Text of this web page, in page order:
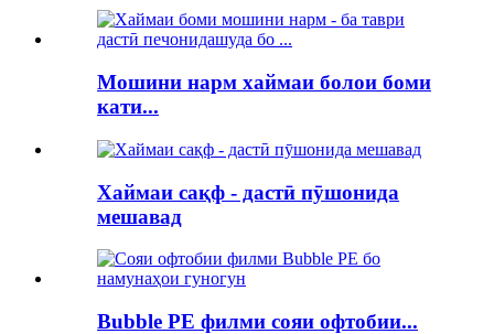
Мошини нарм хаймаи болои боми
кати...
Хаймаи сақф - дастӣ пӯшонида
мешавад
Bubble PE филми сояи офтобии...